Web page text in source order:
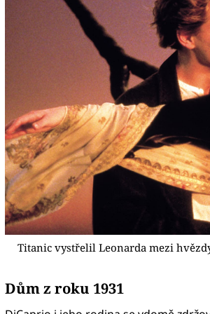
Titanic vystřelil Leonarda mezi
Dům z roku 1931